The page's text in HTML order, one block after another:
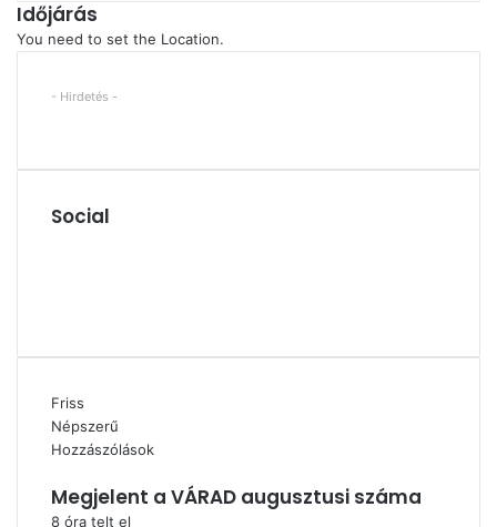
Időjárás
You need to set the Location.
- Hirdetés -
Social
Friss
Népszerű
Hozzászólások
Megjelent a VÁRAD augusztusi száma
8 óra telt el